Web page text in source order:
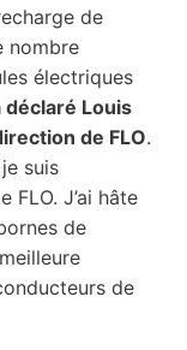
de
nombre
électriques
déclaré Louis
de FLO.
suis
FLO. J’ai hâte
de
de